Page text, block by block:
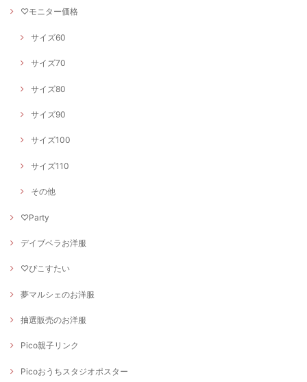
♡モニター価格
サイズ60
サイズ70
サイズ80
サイズ90
サイズ100
サイズ110
その他
♡Party
デイブベラお洋服
♡ぴこすたい
夢マルシェのお洋服
抽選販売のお洋服
Pico親子リンク
Picoおうちスタジオポスター